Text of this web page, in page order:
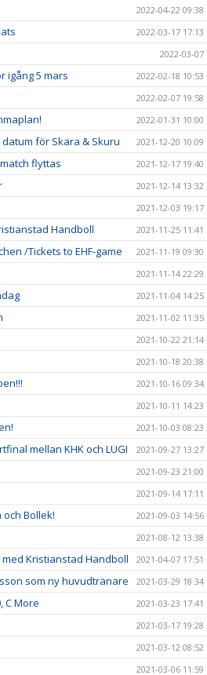
2022-04-22 09:38
2022-03-17 17:13
2022-03-07
igång 5 mars 2022-02-18 10:53
2022-02-07 19:58
2022-01-31 10:00
för Skara & Skuru 2021-12-20 10:09
flyttas 2021-12-17 19:40
2021-12-14 13:32
2021-12-03 19:17
Handboll 2021-11-25 11:41
/Tickets to EHF-game 2021-11-19 09:30
2021-11-14 22:29
2021-11-04 14:25
2021-11-02 11:35
2021-10-22 21:14
2021-10-18 20:38
2021-10-16 09:34
2021-10-11 14:23
2021-10-03 08:23
mellan KHK och LUGI 2021-09-27 13:27
2021-09-23 21:00
2021-09-14 17:11
Bollek! 2021-09-03 14:56
2021-08-12 13:38
Kristianstad Handboll 2021-04-07 17:51
som ny huvudtränare 2021-03-29 18:34
C More 2021-03-23 17:41
2021-03-17 19:28
2021-03-12 08:52
2021-03-06 11:59